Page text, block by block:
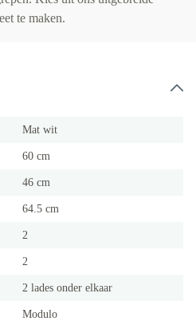
te maken.
Mat wit
60 cm
46 cm
64.5 cm
2
2
2 lades onder elkaar
Modulo